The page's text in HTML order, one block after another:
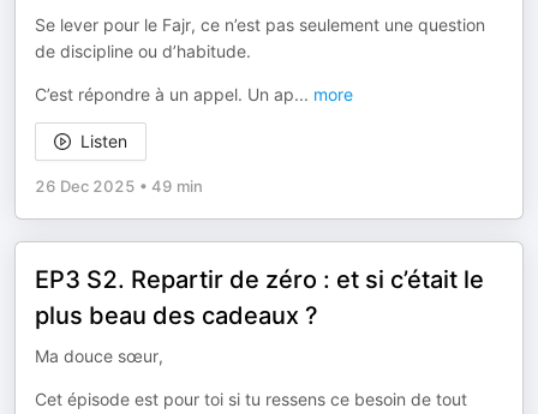
Se lever pour le Fajr, ce n’est pas seulement une question
de discipline ou d’habitude.
C’est répondre à un appel. Un ap... more
Listen
26 Dec 2025 • 49 min
EP3 S2. Repartir de zéro : et si c’était le
plus beau des cadeaux ?
Ma douce sœur,
Cet épisode est pour toi si tu ressens ce besoin de tout